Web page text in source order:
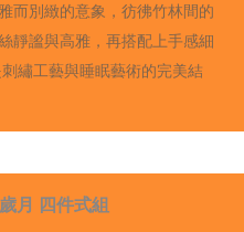
而別緻的意象，彷彿竹林間的
靜謐與高雅，再搭配上手感細
繡工藝與睡眠藝術的完美結
月 四件式組